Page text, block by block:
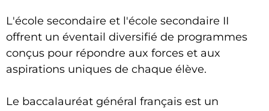
L'école secondaire et l'école secondaire II
offrent un éventail diversifié de programmes
conçus pour répondre aux forces et aux
aspirations uniques de chaque élève.
Le baccalauréat général français est un